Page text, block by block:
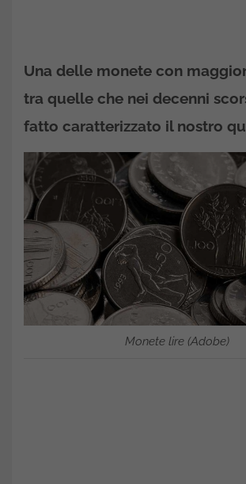
Una delle monete con
tra quelle che nei decenni
fatto caratterizzato il nostro
Monete lire (Adobe)